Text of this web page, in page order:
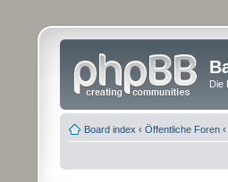
Die
Board index ‹ Öffentliche Foren ‹